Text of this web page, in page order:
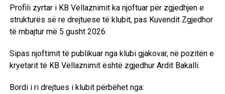
Profili zyrtar i KB Vëllaznimit ka njoftuar për zgjedhjen e
strukturës së re drejtuese të klubit, pas Kuvendit Zgjedhor
të mbajtur më 5 gusht 2026.
Sipas njoftimit të publikuar nga klubi gjakovar, në pozitën e
kryetarit të KB Vëllaznimit është zgjedhur Ardit Bakalli.
Bordi i ri drejtues i klubit përbëhet nga: